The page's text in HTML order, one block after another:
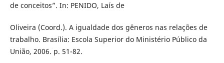
de conceitos”. In: PENIDO, Laís de
Oliveira (Coord.). A igualdade dos gêneros nas relações de
trabalho. Brasília: Escola Superior do Ministério Público da
União, 2006. p. 51-82.